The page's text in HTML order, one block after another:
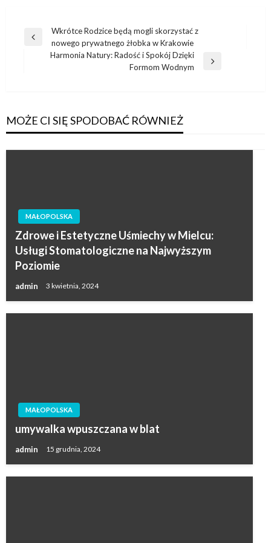
Nawigacja
wpisu
Poprzedni
Wkrótce Rodzice będą mogli skorzystać z
nowego prywatnego żłobka w Krakowie
Harmonia Natury: Radość i Spokój Dzięki
Formom Wodnym
MOŻE CI SIĘ SPODOBAĆ RÓWNIEŻ
MAŁOPOLSKA
Zdrowe i Estetyczne Uśmiechy w Mielcu:
Usługi Stomatologiczne na Najwyższym
Poziomie
admin 3 kwietnia, 2024
MAŁOPOLSKA
umywalka wpuszczana w blat
admin 15 grudnia, 2024